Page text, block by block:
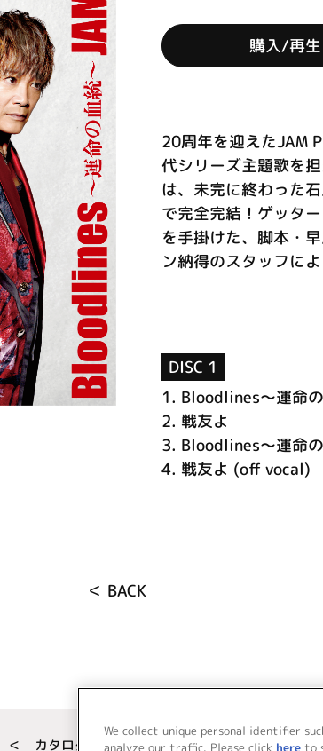
購入/再生
20周年を迎えたJAM
代シリーズ主題歌を
は、未完に終わった
で完全完結！ゲッタ
を手掛けた、脚本・
ン納得のスタッフに
DISC 1
1. Bloodlines～運命
2. 戦友よ
3. Bloodlines～運命
4. 戦友よ (off vocal)
＜ BACK
＜ カタログサイト トップページへ
We collect unique personal identifier
analyze our traffic. Please click here to